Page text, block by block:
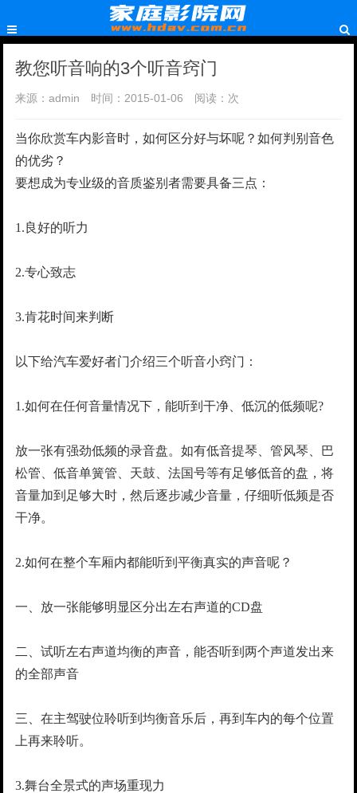
教您听音响的3个听音窍门
来源：admin 时间：2015-01-06 阅读： 次
当你欣赏车内影音时，如何区分好与坏呢？如何判别音色
的优劣？
要想成为专业级的音质鉴别者需要具备三点：
1.良好的听力
2.专心致志
3.肯花时间来判断
以下给汽车爱好者门介绍三个听音小窍门：
1.如何在任何音量情况下，能听到干净、低沉的低频呢?
放一张有强劲低频的录音盘。如有低音提琴、管风琴、巴
松管、低音单簧管、天鼓、法国号等有足够低音的盘，将
音量加到足够大时，然后逐步减少音量，仔细听低频是否
干净。
2.如何在整个车厢内都能听到平衡真实的声音呢？
一、放一张能够明显区分出左右声道的CD盘
二、试听左右声道均衡的声音，能否听到两个声道发出来
的全部声音
三、在主驾驶位聆听到均衡音乐后，再到车内的每个位置
上再来聆听。
3.舞台全景式的声场重现力